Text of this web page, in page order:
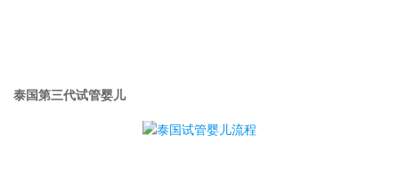
泰国第三代试管婴儿